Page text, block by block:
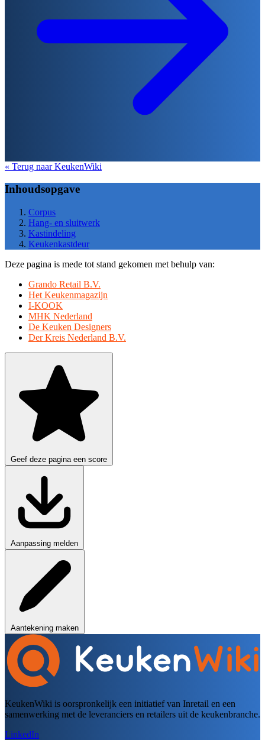
« Terug naar KeukenWiki
Inhoudsopgave
Corpus
Hang- en sluitwerk
Kastindeling
Keukenkastdeur
Deze pagina is mede tot stand gekomen met behulp van:
Grando Retail B.V.
Het Keukenmagazijn
I-KOOK
MHK Nederland
De Keuken Designers
Der Kreis Nederland B.V.
Geef deze pagina een score
Aanpassing melden
Aantekening maken
KeukenWiki is oorspronkelijk een initiatief van Inretail en een
samenwerking met de leveranciers en retailers uit de keukenbranche.
LinkedIn